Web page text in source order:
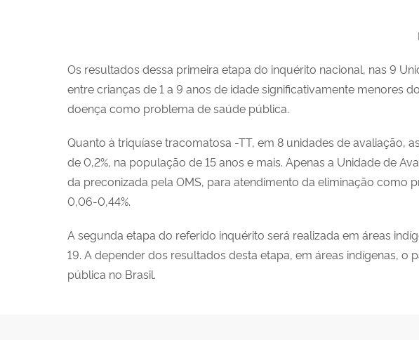
Os resultados dessa primeira etapa do inquérito nacional, nas 9
entre crianças de 1 a 9 anos de idade significativamente menores
doença como problema de saúde pública.
Quanto à triquíase tracomatosa -TT, em 8 unidades de avaliação,
de 0,2%, na população de 15 anos e mais. Apenas a Unidade de
da preconizada pela OMS, para atendimento da eliminação como
0,06-0,44%.
A segunda etapa do referido inquérito será realizada em áreas
19. A depender dos resultados desta etapa, em áreas indígenas,
pública no Brasil.